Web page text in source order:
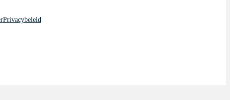
Privacybeleid